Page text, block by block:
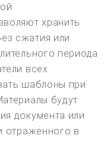
хранить
сжатия или
периода
всех
шаблоны при
будут
документа или
отраженного в